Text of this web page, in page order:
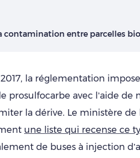
contamination entre parcelles
la réglementation
prosulfocarbe avec l’aide de
la dérive. Le ministère de
une liste qui recense ce
de buses à injection